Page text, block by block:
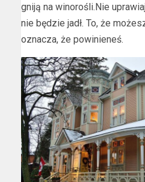
gniją na winorośli.Nie
nie będzie jadł. To, że
oznacza, że ​​powinieneś.